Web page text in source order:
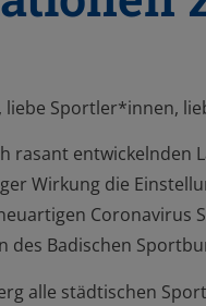
liebe Sportler*innen,
rasant entwickelnden
Wirkung die
Coronavirus
des Badischen
alle städtischen